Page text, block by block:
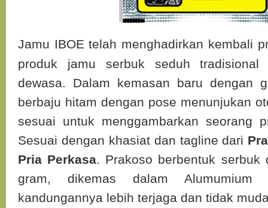
Jamu IBOE telah menghadirkan kembali
produk jamu serbuk seduh
dewasa. Dalam kemasan baru dengan
berbaju hitam dengan pose menunjukan
sesuai untuk menggambarkan seorang
Sesuai dengan khasiat dan tagline dari
Pria Perkasa. Prakoso berbentuk serbuk
gram, dikemas dalam Alumumium
kandungannya lebih terjaga dan tidak